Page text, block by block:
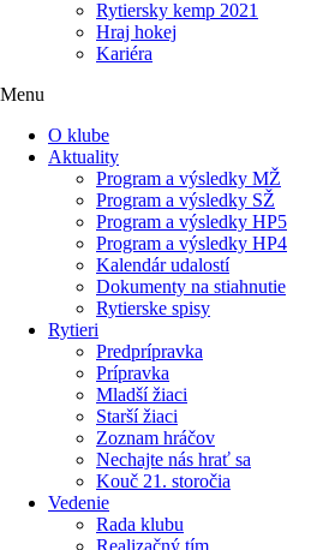
Rytiersky kemp 2021
Hraj hokej
Kariéra
Menu
O klube
Aktuality
Program a výsledky MŽ
Program a výsledky SŽ
Program a výsledky HP5
Program a výsledky HP4
Kalendár udalostí
Dokumenty na stiahnutie
Rytierske spisy
Rytieri
Predprípravka
Prípravka
Mladší žiaci
Starší žiaci
Zoznam hráčov
Nechajte nás hrať sa
Kouč 21. storočia
Vedenie
Rada klubu
Realizačný tím